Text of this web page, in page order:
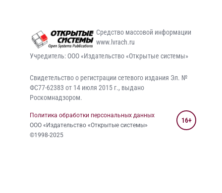
Средство массовой информации
www.lvrach.ru
Учредитель: ООО «Издательство «Открытые системы»
Свидетельство о регистрации сетевого издания Эл. №
ФС77-62383 от 14 июля 2015 г., выдано
Роскомнадзором.
Политика обработки персональных данных
ООО «Издательство «Открытые системы»
©1998-2025
16+